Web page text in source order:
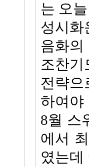
는 오
성시화
음화의
조찬기
전략
하여야
8월 스
에서
였는데